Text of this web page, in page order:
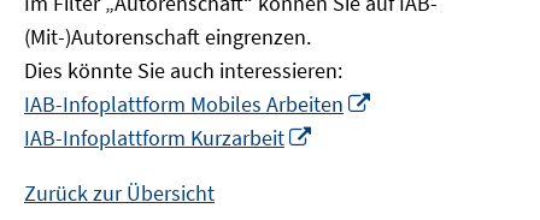
(Mit-)Autorenschaft eingrenzen.
Dies könnte Sie auch interessieren:
IAB-Infoplattform Mobiles Arbeiten
IAB-Infoplattform Kurzarbeit
Zurück zur Übersicht